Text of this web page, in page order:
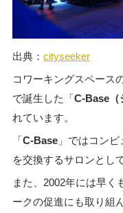
出典： cityseeker
コワーキングスペース
で誕生した「C-Base（
れています。
「C-Base」ではコンピ
を交換するサロンとし
また、2002年には早く
ークの促進にも取り組